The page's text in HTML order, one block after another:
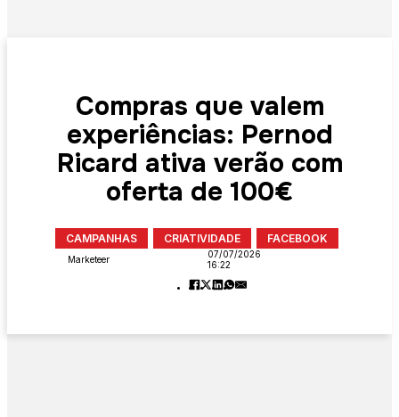
Compras que valem
experiências: Pernod
Ricard ativa verão com
oferta de 100€
CAMPANHAS CRIATIVIDADE FACEBOOK
Marketeer
07/07/2026
16:22